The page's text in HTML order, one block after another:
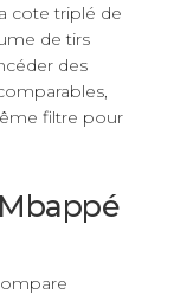
cote triplé de
de tirs
des
filtre pour